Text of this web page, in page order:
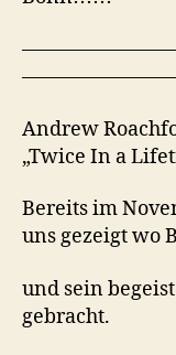
Andrew
„Twice In a
Bereits im
uns gezeigt wo
und sein
gebracht.